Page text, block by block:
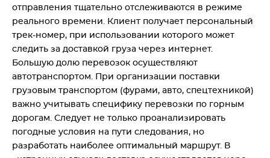
отправления тщательно отслеживаются в режиме
реального времени. Клиент получает персональный
трек-номер, при использовании которого может
следить за доставкой груза через интернет.
Большую долю перевозок осуществляют
автотранспортом. При организации поставки
грузовым транспортом (фурами, авто, спецтехникой)
важно учитывать специфику перевозки по горным
дорогам. Следует не только проанализировать
погодные условия на пути следования, но
разработать наиболее оптимальный маршрут. В